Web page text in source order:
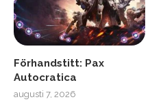
Förhandstitt: Pax
Autocratica
augusti 7, 2026